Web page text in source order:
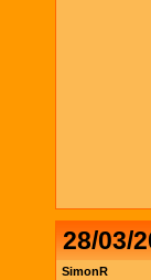
28/03/
SimonR